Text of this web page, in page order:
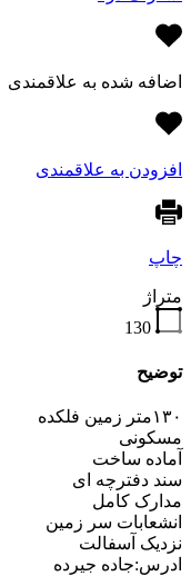
اضافه شده به علاقمندی
افزودن به علاقمندی
چاپ
متراژ
130
توضیح
۱۳۰متر زمین فلکده
مسکونی
آماده ساخت
سند دفترچه ای
مدارک کامل
انشعابات سر زمین
نزدیک آسفالت
ادرس:جاده جیرده